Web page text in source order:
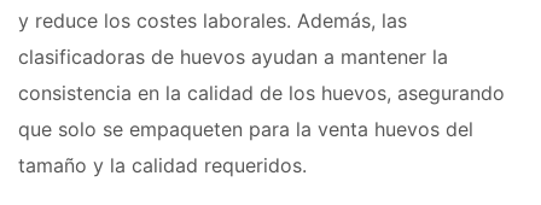
y reduce los costes laborales. Además, las
clasificadoras de huevos ayudan a mantener la
consistencia en la calidad de los huevos, asegurando
que solo se empaqueten para la venta huevos del
tamaño y la calidad requeridos.